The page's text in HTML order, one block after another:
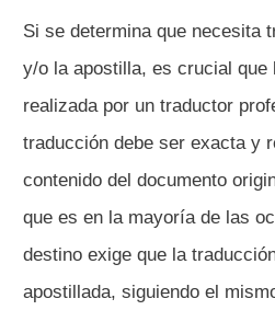
Si se determina que necesita
y/o la apostilla, es crucial que
realizada por un traductor
traducción debe ser exacta y
contenido del documento
que es en la mayoría de las
destino exige que la
apostillada, siguiendo el